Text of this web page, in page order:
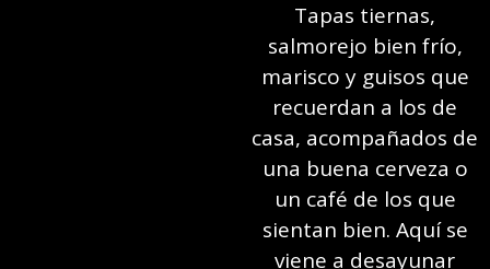
Tapas tiernas,
salmorejo bien frío,
marisco y guisos que
recuerdan a los de
casa, acompañados de
una buena cerveza o
un café de los que
sientan bien. Aquí se
viene a desayunar